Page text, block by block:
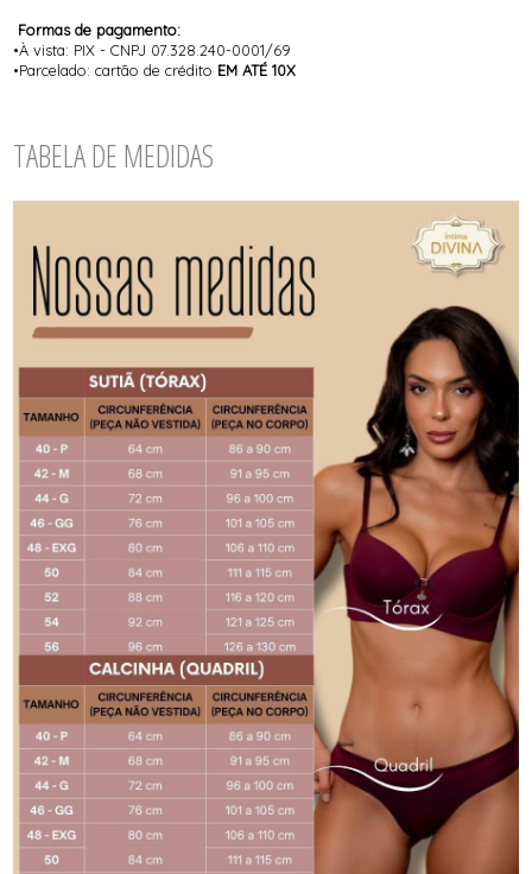
Formas de pagamento:
•À vista: PIX - CNPJ 07.328.240-0001/69
•Parcelado: cartão de crédito EM ATÉ 10X
TABELA DE MEDIDAS